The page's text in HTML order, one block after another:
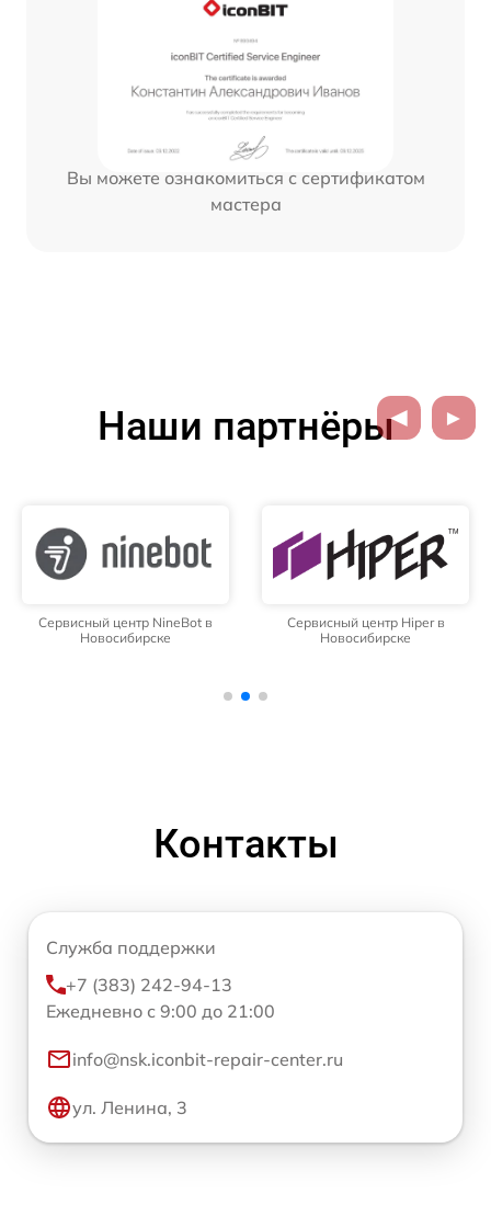
Вы можете ознакомиться с сертификатом
мастера
Наши партнёры
Сервисный центр NineBot в
Новосибирске
Сервисный центр Hiper в
Новосибирске
Контакты
Служба поддержки
+7 (383) 242-94-13
Ежедневно с 9:00 до 21:00
info@nsk.iconbit-repair-center.ru
ул. Ленина, 3